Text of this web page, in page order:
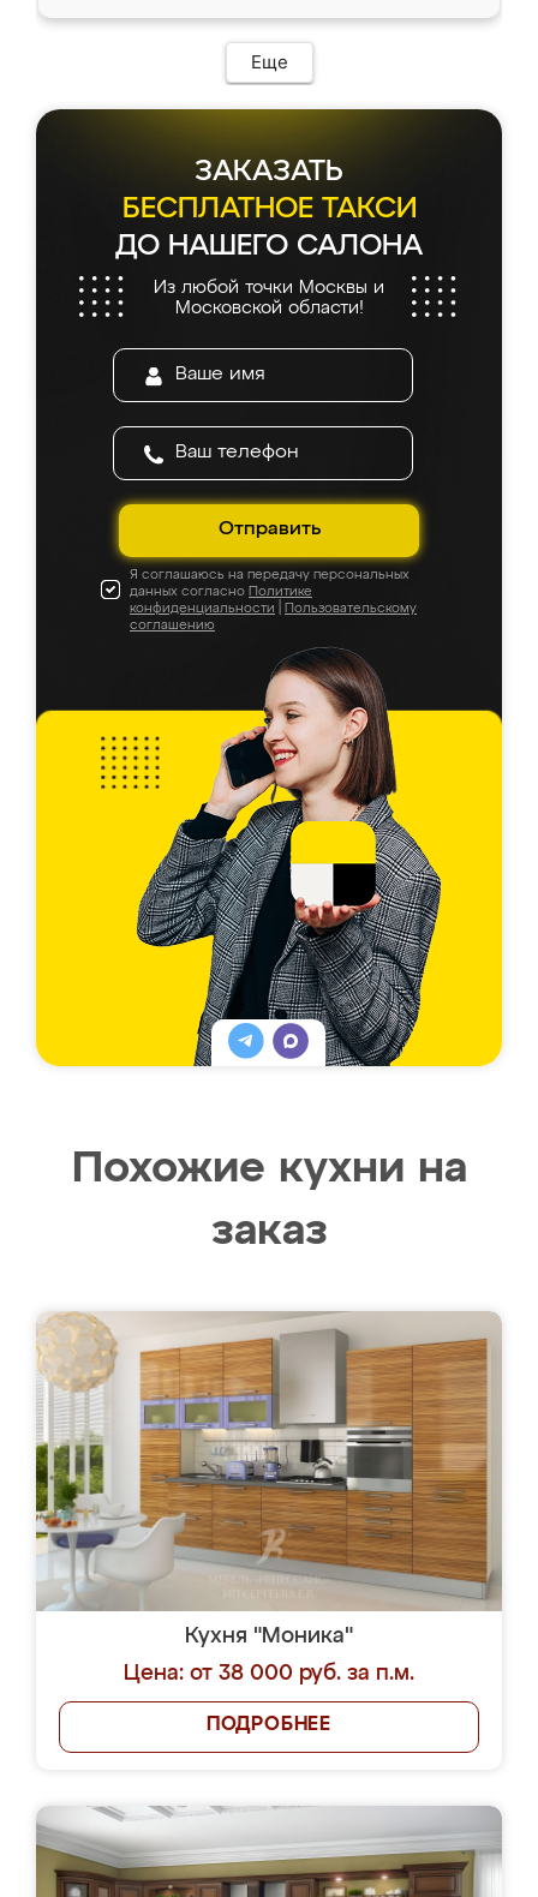
мебель сразу встала на свое место без
каких-либо доработок. Качеством осталась
довольна, все выглядит так, как и ожидала.
Еще
ЗАКАЗАТЬ
БЕСПЛАТНОЕ ТАКСИ
ДО НАШЕГО САЛОНА
Из любой точки Москвы и
Московской области!
Отправить
Я соглашаюсь на передачу персональных
данных согласно Политике
конфиденциальности
Пользовательскому
соглашению
Похожие кухни на
заказ
Кухня "Моника"
Цена: от 38 000 руб. за п.м.
ПОДРОБНЕЕ